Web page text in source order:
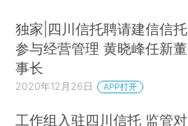
独家|四川信托聘请建信信托
参与经营管理 黄晓峰任新董
事长
2020年12月26日 APP打开
工作组入驻四川信托 监管对